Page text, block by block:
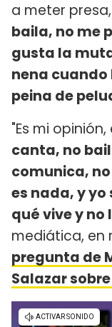
a meter
baila, no me
gusta la
nena cuando
peina de
"Es mi
canta, no
comunica,
es nada, y
qué vive y
mediática, en
pregunta de
Salazar